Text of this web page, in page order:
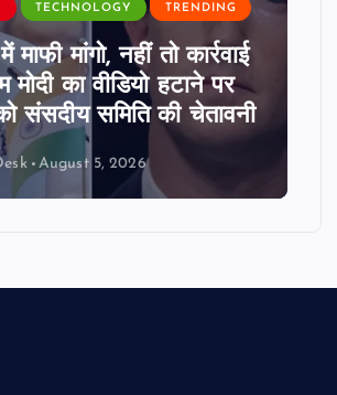
TECHNOLOGY TRENDING
माफी मांगो, नहीं तो कार्रवाई
मोदी का वीडियो हटाने पर
संसदीय समिति की चेतावनी
August 5, 2026